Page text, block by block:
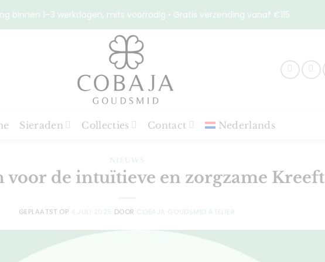
binnen 1–3 werkdagen, mits voorradig • Gratis verzending vanaf €115
Sieraden Collecties Contact Nederlands
NIEUWS
voor de intuïtieve en zorgzame Kreeft
GEPLAATST OP 4 JULI 2025 DOOR COBAJA GOUDSMID ATELIER